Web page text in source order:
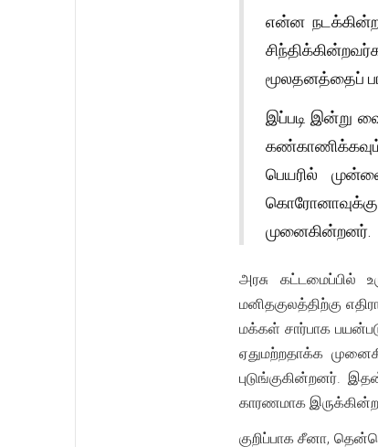
என்ன
மூலதனத்தைப்
இப்படி இன்று
பெயரில்
கொரோனாவுக்கு
முனைகின்றனர்.
அரசு கட்டமைப்பில்
மனிதகுலத்திற்கு
மக்கள் சார்பாக
ஏதுமற்றதாக்க
புடுங்குகின்றனர்.
காரணமாக இருக்கின்ற
குறிப்பாக சீனா,